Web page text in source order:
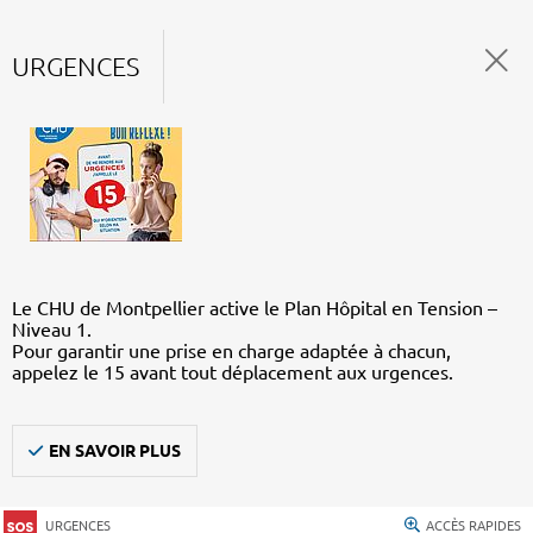
URGENCES
Le CHU de Montpellier active le Plan Hôpital en Tension –
Niveau 1.
Pour garantir une prise en charge adaptée à chacun,
appelez le 15 avant tout déplacement aux urgences.
EN SAVOIR PLUS
URGENCES ACCÈS RAPIDES